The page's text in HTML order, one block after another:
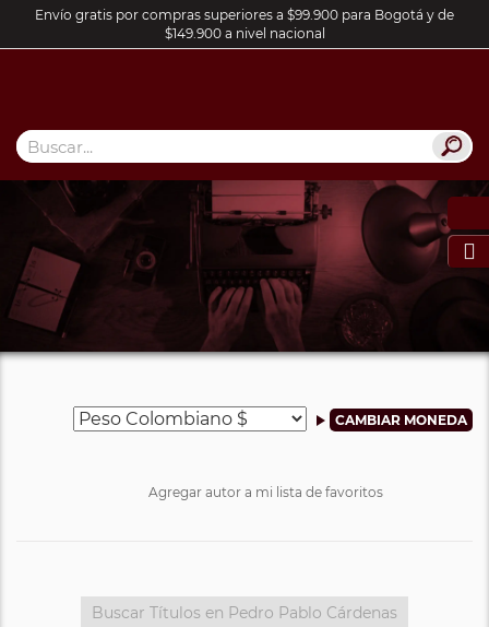
Envío gratis por compras superiores a $99.900 para Bogotá y de
$149.900 a nivel nacional

Agregar autor a mi lista de favoritos